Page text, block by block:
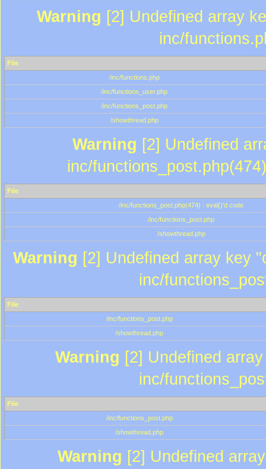
Warning [2] Undefined array
inc/
File
/inc/functions.php
/inc/functions_user.php
/inc/functions_post.php
/showthread.php
Warning [2] Undefined
inc/
File
/inc/functions_post.php(474) : eval()'d code
/inc/functions_post.php
/showthread.php
Warning [2] Undefined array key
inc/
File
/inc/functions_post.php
/showthread.php
Warning [2] Undefined
inc/
File
/inc/functions_post.php
/showthread.php
Warning [2] Undefined